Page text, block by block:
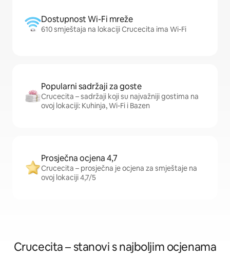
Dostupnost Wi-Fi mreže
610 smještaja na lokaciji Crucecita ima Wi-Fi
Popularni sadržaji za goste
Crucecita – sadržaji koji su najvažniji gostima na
ovoj lokaciji: Kuhinja, Wi-Fi i Bazen
Prosječna ocjena 4,7
Crucecita – prosječna je ocjena za smještaje na
ovoj lokaciji 4,7/5
Crucecita – stanovi s najboljim ocjenama